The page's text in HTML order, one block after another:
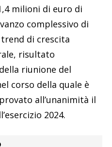
milioni di euro di
complessivo di
di crescita
risultato
riunione del
corso della quale è
all’unanimità il
2024.